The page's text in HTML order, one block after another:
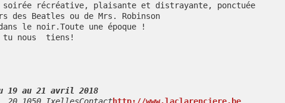
soirée récréative, plaisante et distrayante, ponctuée
des Beatles ou de Mrs. Robinson
le noir.Toute une époque !
tu nous  tiens!
19 au 21 avril 2018